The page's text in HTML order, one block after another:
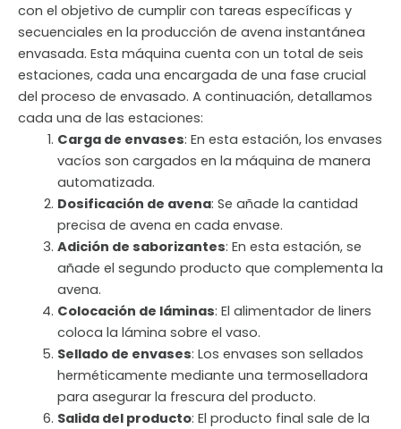
con el objetivo de cumplir con tareas específicas y
secuenciales en la producción de avena instantánea
envasada. Esta máquina cuenta con un total de seis
estaciones, cada una encargada de una fase crucial
del proceso de envasado. A continuación, detallamos
cada una de las estaciones:
Carga de envases: En esta estación, los envases
vacíos son cargados en la máquina de manera
automatizada.
Dosificación de avena: Se añade la cantidad
precisa de avena en cada envase.
Adición de saborizantes: En esta estación, se
añade el segundo producto que complementa la
avena.
Colocación de láminas: El alimentador de liners
coloca la lámina sobre el vaso.
Sellado de envases: Los envases son sellados
herméticamente mediante una termoselladora
para asegurar la frescura del producto.
Salida del producto: El producto final sale de la